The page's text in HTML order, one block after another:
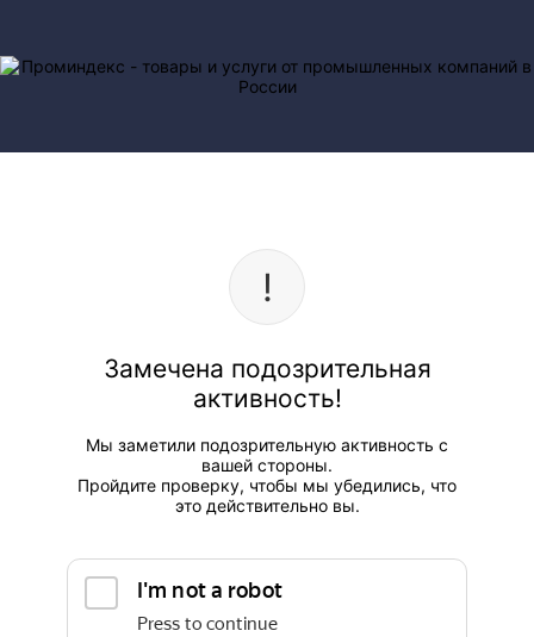
Замечена подозрительная
активность!
Мы заметили подозрительную активность с
вашей стороны.
Пройдите проверку, чтобы мы убедились, что
это действительно вы.